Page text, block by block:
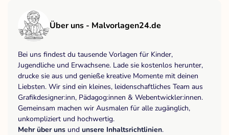
Über uns - Malvorlagen24.de
Bei uns findest du tausende Vorlagen für Kinder,
Jugendliche und Erwachsene. Lade sie kostenlos herunter,
drucke sie aus und genieße kreative Momente mit deinen
Liebsten. Wir sind ein kleines, leidenschaftliches Team aus
Grafikdesigner:inn, Pädagog:innen & Webentwickler:innen.
Gemeinsam machen wir Ausmalen für alle zugänglich,
unkompliziert und hochwertig.
Mehr über uns und unsere Inhaltsrichtlinien.